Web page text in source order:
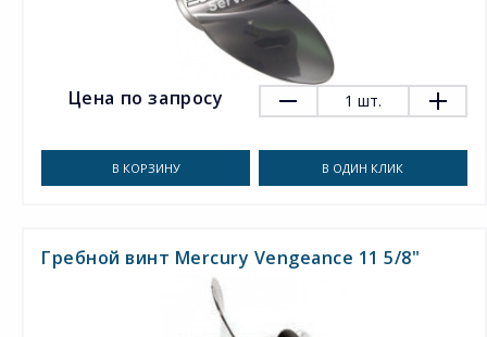
Цена по запросу 1 шт.
В КОРЗИНУ В ОДИН КЛИК
Гребной винт Mercury Vengeance 11 5/8"